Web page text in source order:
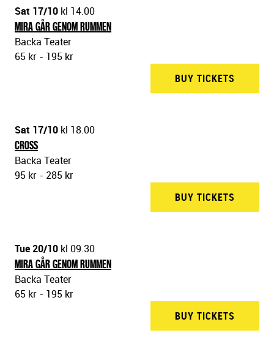
Sat 17/10 kl 14.00
MIRA GÅR GENOM RUMMEN
Backa Teater
65 kr - 195 kr
BUY TICKETS
Sat 17/10 kl 18.00
CROSS
Backa Teater
95 kr - 285 kr
BUY TICKETS
Tue 20/10 kl 09.30
MIRA GÅR GENOM RUMMEN
Backa Teater
65 kr - 195 kr
BUY TICKETS